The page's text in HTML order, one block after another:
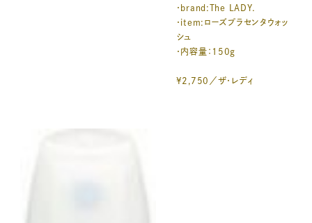
・brand:The LADY.
・item:ローズプラセンタウォッ
シュ
・内容量：150g
¥2,750／ザ・レディ